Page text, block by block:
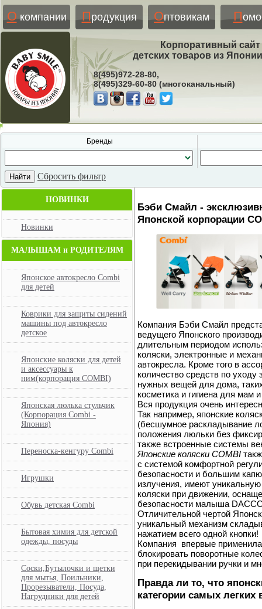
Окомпании Продукция Оптовикам П
Корпоративный
детских товаров из
8(495)972-28-80,
8(495)329-60-80 (многоканальный)
Бренды
Сбросить фильтр
НОВИНКИ
Новинки
МАЛЫШАМ и РОДИТЕЛЯМ
Японское автокресло Combi
для детей
Коврики для защиты сидений
машины под автокресло
детское
Японские коляски для детей
и аксессуары к
ним(корпорация COMBI)
Японская люлька стульчик
(Корпорация Combi -
Япония)
Переноска-кенгуру Combi
Игрушки
Обувь детская Combi
Бытовая химия для детской
одежды, посуды
Соски,Бутылочки и щетки
для мытья, Поильники,
Прорезыватели, Посуда,
Нагрудники для детей
Бэби Смайл -
Японской корпорации
Компания Бэби Смайл
ведущего Японского
длительным периодом
коляски, электронные и
автокресла. Кроме того в
количество средств по
нужных вещей для дома,
косметика и гигиена для мам
Вся продукция очень
Так например, японские
(бесшумное раскладывание
положения люльки без
также встроенные системы
Японские коляски COMBI
с системой комфортной
безопасности и большим
излучения, имеют
коляски при движении,
безопасности малыша
Отличительной чертой
уникальный механизм
нажатием всего одной кнопки!
Компания впервые
блокировать поворотные
при перекидывании ручки и
Правда ли то, что
категории самых